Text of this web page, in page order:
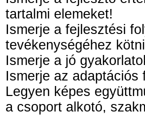
tartalmi elemeket!
Ismerje a fejlesztési
tevékenységéhez
Ismerje a jó
Ismerje az
Legyen képes
a csoport alkotó,